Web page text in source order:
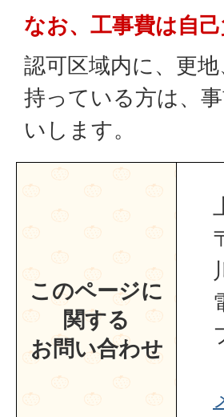
なお、工事費は自
認可区域内に、更
持っている方は、
いします。
このページに
関する
お問い合わせ